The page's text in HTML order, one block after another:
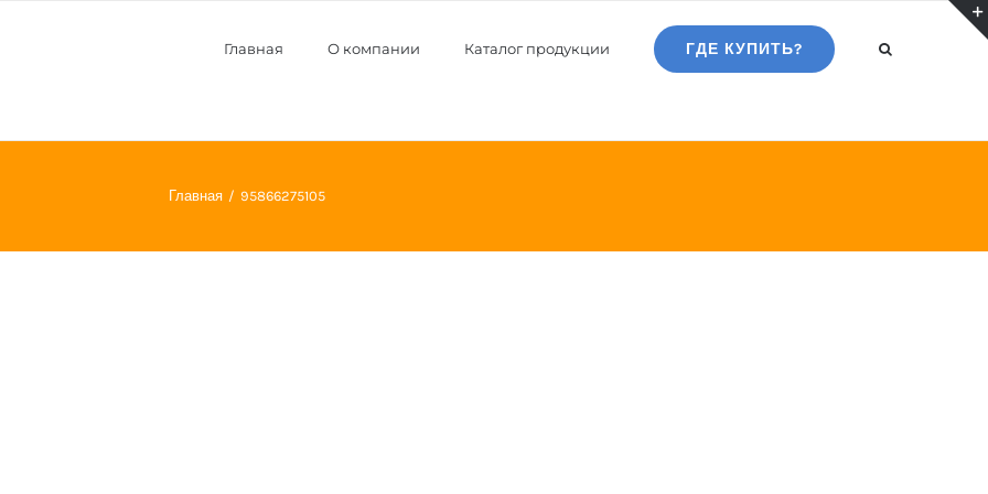
Главная О компании Каталог продукции ГДЕ КУПИТЬ?
Главная 95866275105